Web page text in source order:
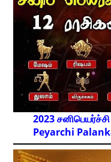
2023
Peyarchi